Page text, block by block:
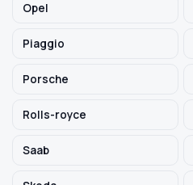
Opel
Piaggio
Porsche
Rolls-royce
Saab